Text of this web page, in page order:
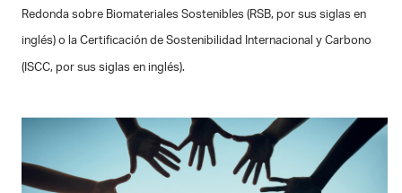
Redonda sobre Biomateriales Sostenibles (RSB, por sus siglas en
inglés) o la Certificación de Sostenibilidad Internacional y Carbono
(ISCC, por sus siglas en inglés).